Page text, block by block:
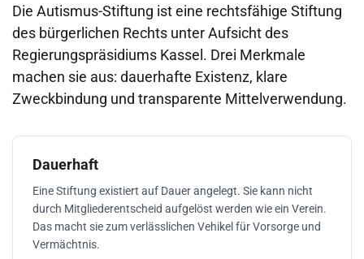
Die Autismus-Stiftung ist eine rechtsfähige Stiftung
des bürgerlichen Rechts unter Aufsicht des
Regierungspräsidiums Kassel. Drei Merkmale
machen sie aus: dauerhafte Existenz, klare
Zweckbindung und transparente Mittelverwendung.
Dauerhaft
Eine Stiftung existiert auf Dauer angelegt. Sie kann nicht
durch Mitgliederentscheid aufgelöst werden wie ein Verein.
Das macht sie zum verlässlichen Vehikel für Vorsorge und
Vermächtnis.